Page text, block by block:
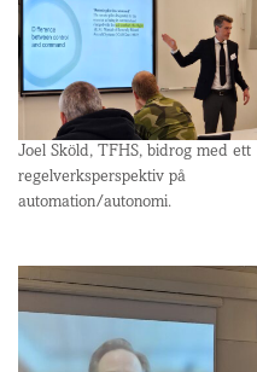
Joel Sköld, TFHS, bidrog med ett
regelverksperspektiv på
automation/autonomi.